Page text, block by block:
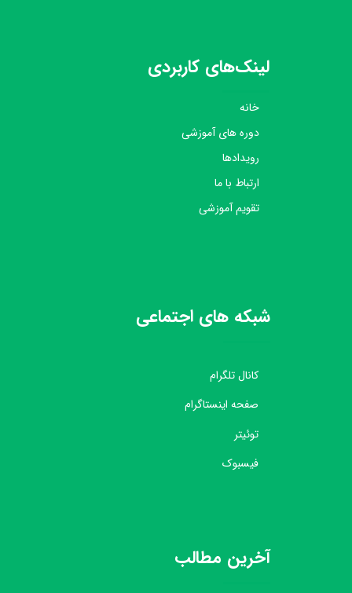
لینک‌های کاربردی
خانه
دوره های آموزشی
رویدادها
ارتباط با ما
تقویم آموزشی
آخرین مطالب
شبکه های اجتماعی
کانال تلگرام
صفحه اینستاگرام
توئیتر
فیسبوک